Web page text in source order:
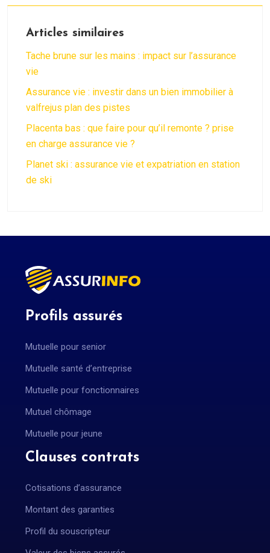
Articles similaires
Tache brune sur les mains : impact sur l’assurance
vie
Assurance vie : investir dans un bien immobilier à
valfrejus plan des pistes
Placenta bas : que faire pour qu’il remonte ? prise
en charge assurance vie ?
Planet ski : assurance vie et expatriation en station
de ski
Profils assurés
Mutuelle pour senior
Mutuelle santé d’entreprise
Mutuelle pour fonctionnaires
Mutuel chômage
Mutuelle pour jeune
Clauses contrats
Cotisations d’assurance
Montant des garanties
Profil du souscripteur